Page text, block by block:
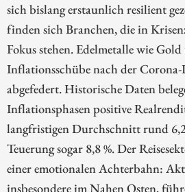
sich bislang erstaunlich resilient
finden sich Branchen, die in
Fokus stehen. Edelmetalle wie
Inflationsschübe nach der Corona-
abgefedert. Historische Daten
Inflationsphasen positive
langfristigen Durchschnitt rund
Teuerung sogar 8,8 %. Der
einer emotionalen Achterbahn:
insbesondere im Nahen Osten,